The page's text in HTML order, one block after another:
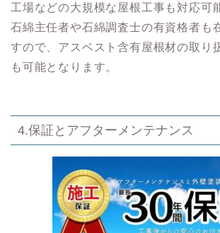
工場などの大規模な屋根工事も対応可
石綿主任者や石綿調査士の有資格者も
すので、アスベスト含有屋根材の取り
も可能となります。
4.保証とアフターメンテナンス